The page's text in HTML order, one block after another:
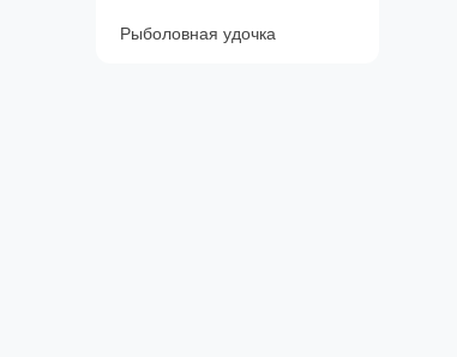
Рыболовная удочка